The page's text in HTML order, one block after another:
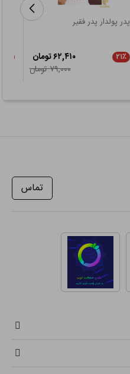
پدر پولدار پدر فقیر
۲۱٪
۶۲,۴۱۰ تومان
۷۹,۰۰۰ تومان
تماس